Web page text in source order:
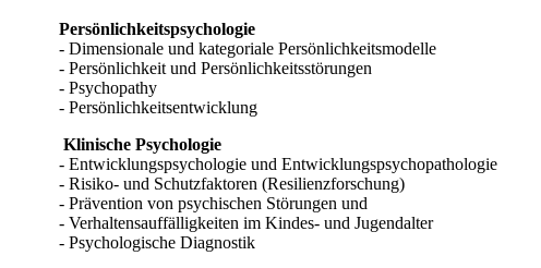
Persönlichkeitspsychologie
- Dimensionale und kategoriale Persönlichkeitsmodelle
- Persönlichkeit und Persönlichkeitsstörungen
- Psychopathy
- Persönlichkeitsentwicklung
Klinische Psychologie
- Entwicklungspsychologie und Entwicklungspsychopathologie
- Risiko- und Schutzfaktoren (Resilienzforschung)
- Prävention von psychischen Störungen und
- Verhaltensauffälligkeiten im Kindes- und Jugendalter
- Psychologische Diagnostik